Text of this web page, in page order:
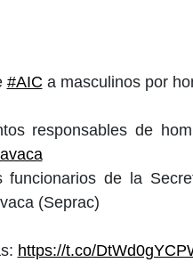
#AIC a masculinos por
responsables de
funcionarios de la
(Seprac)
https://t.co/